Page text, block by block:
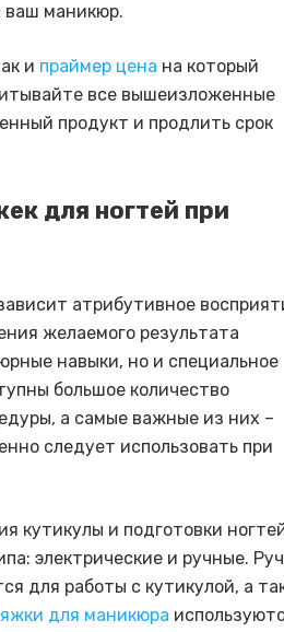
ваш маникюр.
и праймер цена на который
все вышеизложенные
продукт и продлить срок
для ногтей при
атрибутивное
желаемого результата
навыки, но и специальное
большое количество
а самые важные из них –
следует использовать при
кутикулы и подготовки
электрические и ручные.
для работы с кутикулой, а
для маникюра